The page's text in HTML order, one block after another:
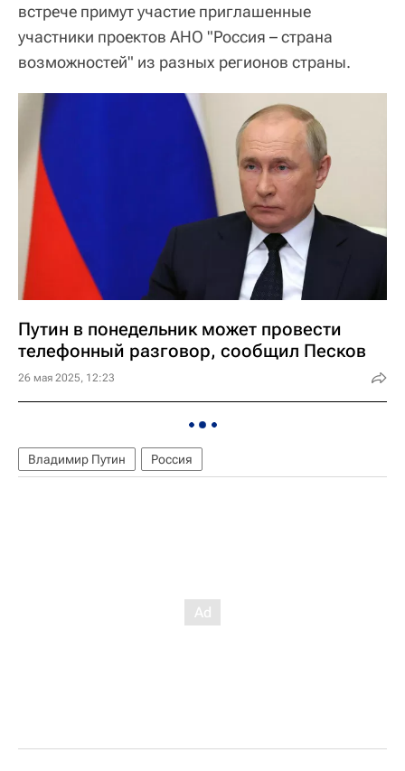
встрече примут участие приглашенные
участники проектов АНО "Россия – страна
возможностей" из разных регионов страны.
Путин в понедельник может провести
телефонный разговор, сообщил Песков
26 мая 2025, 12:23
Владимир Путин Россия